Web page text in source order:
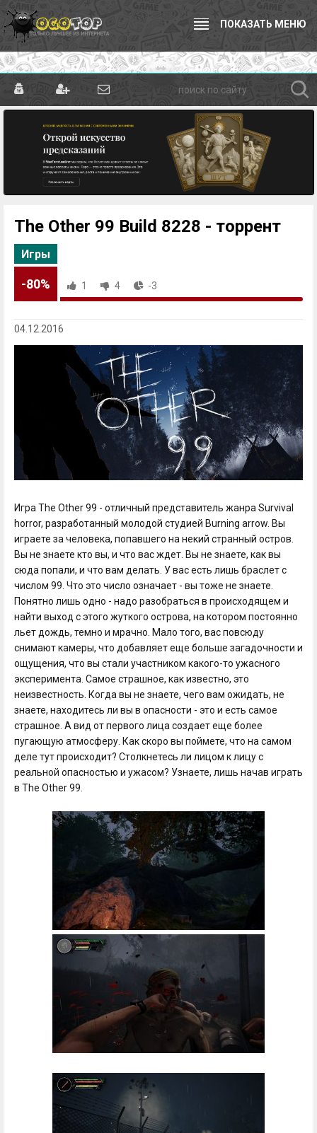
ПОКАЗАТЬ МЕНЮ
The Other 99 Build 8228 - торрент
Игры
-80% 1 4 -3
04.12.2016
Игра The Other 99 - отличный представитель жанра Survival
horror, разработанный молодой студией Burning arrow. Вы
играете за человека, попавшего на некий странный остров.
Вы не знаете кто вы, и что вас ждет. Вы не знаете, как вы
сюда попали, и что вам делать. У вас есть лишь браслет с
числом 99. Что это число означает - вы тоже не знаете.
Понятно лишь одно - надо разобраться в происходящем и
найти выход с этого жуткого острова, на котором постоянно
льет дождь, темно и мрачно. Мало того, вас повсюду
снимают камеры, что добавляет еще больше загадочности и
ощущения, что вы стали участником какого-то ужасного
эксперимента. Самое страшное, как известно, это
неизвестность. Когда вы не знаете, чего вам ожидать, не
знаете, находитесь ли вы в опасности - это и есть самое
страшное. А вид от первого лица создает еще более
пугающую атмосферу. Как скоро вы поймете, что на самом
деле тут происходит? Столкнетесь ли лицом к лицу с
реальной опасностью и ужасом? Узнаете, лишь начав играть
в The Other 99.